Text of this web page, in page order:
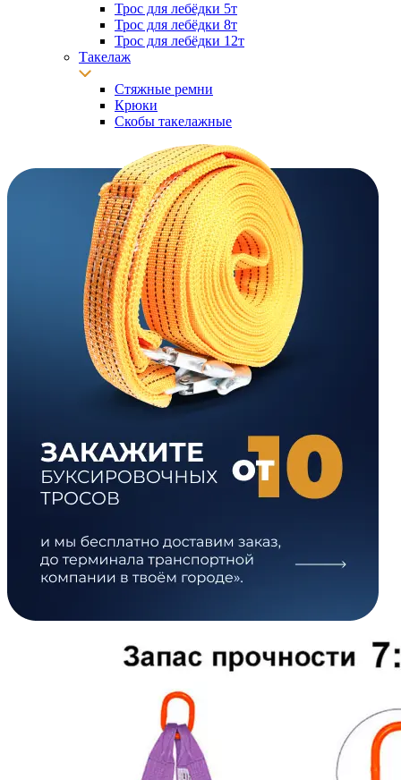
Трос для лебёдки 5т
Трос для лебёдки 8т
Трос для лебёдки 12т
Такелаж
Стяжные ремни
Крюки
Скобы такелажные